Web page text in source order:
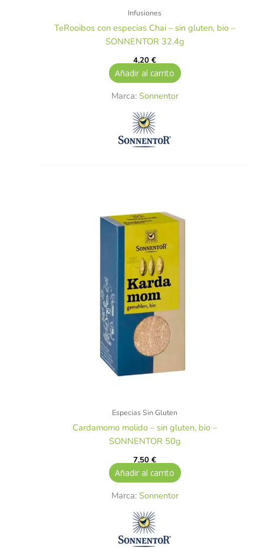
Infusiones
TeRooibos con especias Chai – sin gluten, bio –
SONNENTOR 32.4g
4,20€
Añadir al carrito
Marca: Sonnentor
Especias Sin Gluten
Cardamomo molido – sin gluten, bio –
SONNENTOR 50g
7,50€
Añadir al carrito
Marca: Sonnentor